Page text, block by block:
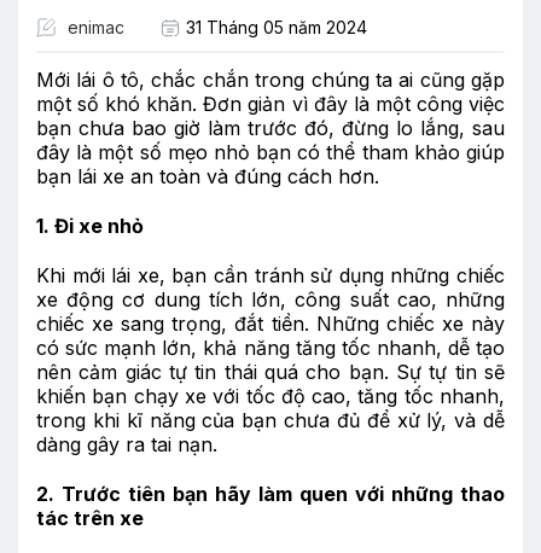
enimac 31 Tháng 05 năm 2024
Mới lái ô tô, chắc chắn trong chúng ta ai cũng gặp
một số khó khăn. Đơn giản vì đây là một công việc
bạn chưa bao giờ làm trước đó, đừng lo lắng, sau
đây là một số mẹo nhỏ bạn có thể tham khảo giúp
bạn lái xe an toàn và đúng cách hơn.
1. Đi xe nhỏ
Khi mới lái xe, bạn cần tránh sử dụng những chiếc
xe động cơ dung tích lớn, công suất cao, những
chiếc xe sang trọng, đắt tiền. Những chiếc xe này
có sức mạnh lớn, khả năng tăng tốc nhanh, dễ tạo
nên cảm giác tự tin thái quá cho bạn. Sự tự tin sẽ
khiến bạn chạy xe với tốc độ cao, tăng tốc nhanh,
trong khi kĩ năng của bạn chưa đủ để xử lý, và dễ
dàng gây ra tai nạn.
2. Trước tiên bạn hãy làm quen với những thao
tác trên xe